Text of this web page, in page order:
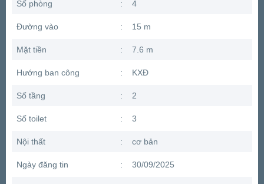
Số phòng : 4
Đường vào : 15 m
Mặt tiền : 7.6 m
Hướng ban công : KXĐ
Số tầng : 2
Số toilet : 3
Nội thất : cơ bản
Ngày đăng tin : 30/09/2025